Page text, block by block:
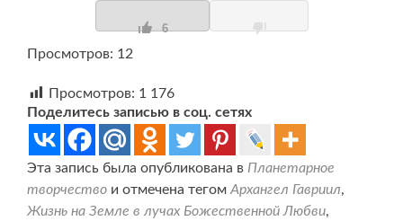
6
Просмотров: 12
Просмотров: 1 176
Поделитесь записью в соц. сетях
Эта запись была опубликована в Планетарное
творчество и отмечена тегом Архангел Гавриил,
Жизнь на Земле в лучах Божественной Любви,